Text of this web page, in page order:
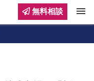
無料相談 menu